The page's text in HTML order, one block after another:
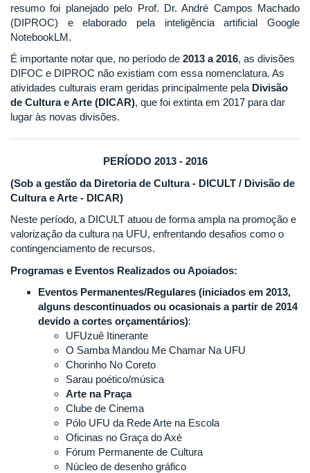
resumo foi planejado pelo Prof. Dr. André Campos Machado
(DIPROC) e elaborado pela inteligência artificial Google
NotebookLM.
É importante notar que, no período de 2013 a 2016, as divisões
DIFOC e DIPROC não existiam com essa nomenclatura. As
atividades culturais eram geridas principalmente pela Divisão
de Cultura e Arte (DICAR), que foi extinta em 2017 para dar
lugar às novas divisões.
PERÍODO 2013 - 2016
(Sob a gestão da Diretoria de Cultura - DICULT / Divisão de
Cultura e Arte - DICAR)
Neste período, a DICULT atuou de forma ampla na promoção e
valorização da cultura na UFU, enfrentando desafios como o
contingenciamento de recursos.
Programas e Eventos Realizados ou Apoiados:
Eventos Permanentes/Regulares (iniciados em 2013,
alguns descontinuados ou ocasionais a partir de 2014
devido a cortes orçamentários):
UFUzuê Itinerante
O Samba Mandou Me Chamar Na UFU
Chorinho No Coreto
Sarau poético/música
Arte na Praça
Clube de Cinema
Pólo UFU da Rede Arte na Escola
Oficinas no Graça do Axé
Fórum Permanente de Cultura
Núcleo de desenho gráfico